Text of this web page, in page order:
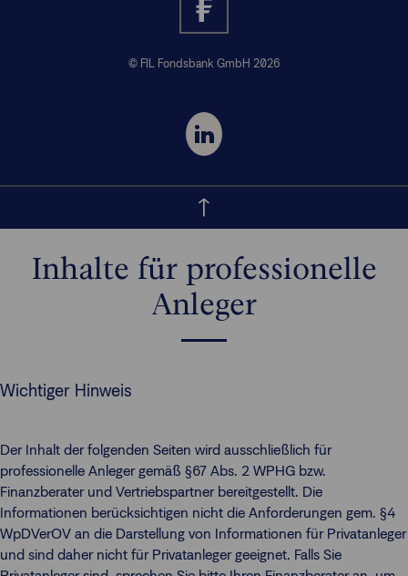
© FIL Fondsbank GmbH 2026
Inhalte für professionelle
Anleger
Wichtiger Hinweis
Der Inhalt der folgenden Seiten wird ausschließlich für
professionelle Anleger gemäß §67 Abs. 2 WPHG bzw.
Finanzberater und Vertriebspartner bereitgestellt. Die
Informationen berücksichtigen nicht die Anforderungen gem. §4
WpDVerOV an die Darstellung von Informationen für Privatanleger
und sind daher nicht für Privatanleger geeignet. Falls Sie